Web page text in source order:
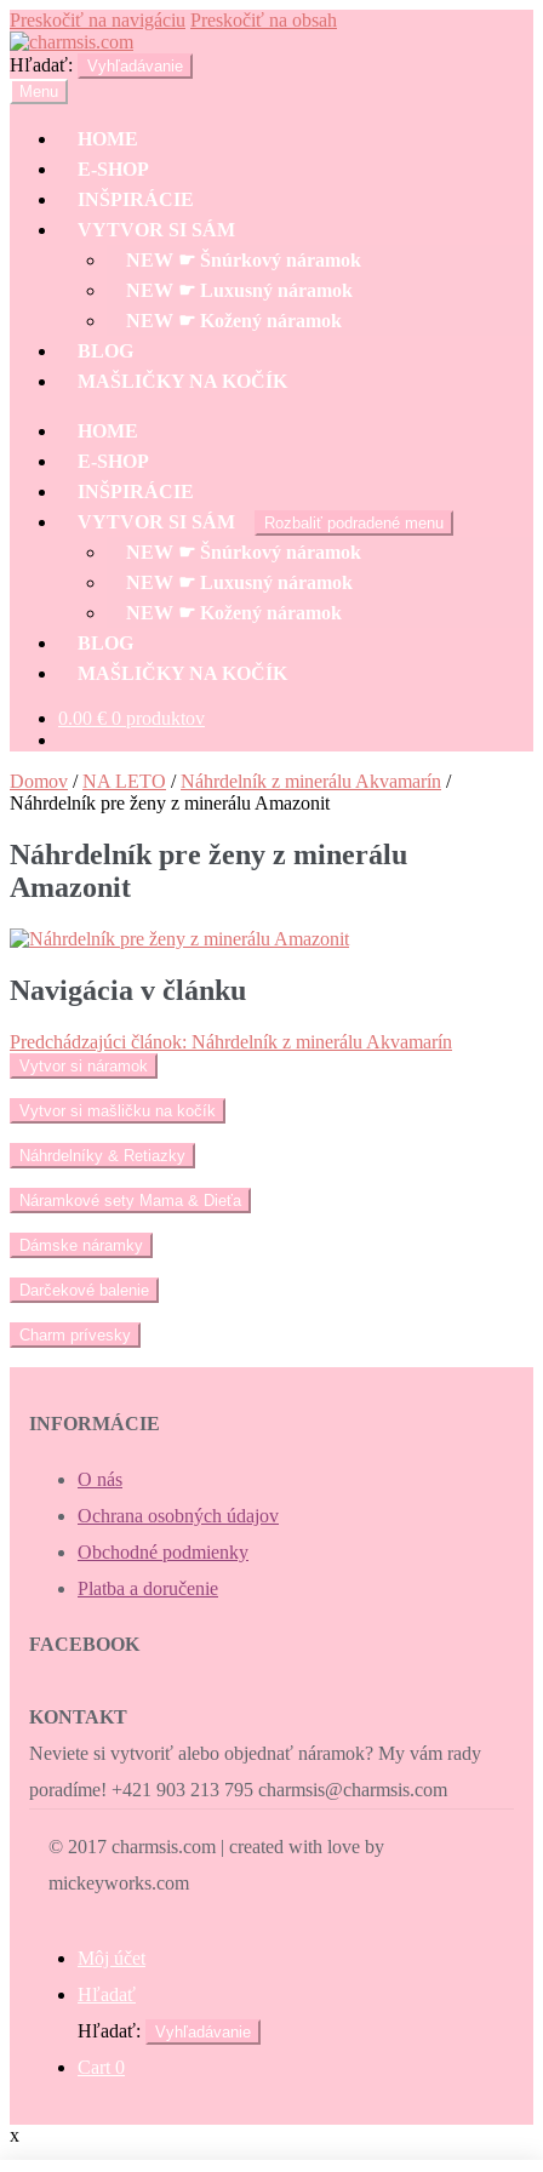
Preskočiť na navigáciu Preskočiť na obsah
Hľadať:
Vyhľadávanie
Menu
HOME
E-SHOP
INŠPIRÁCIE
VYTVOR SI SÁM
NEW ☛ Šnúrkový náramok
NEW ☛ Luxusný náramok
NEW ☛ Kožený náramok
BLOG
MAŠLIČKY NA KOČÍK
HOME
E-SHOP
INŠPIRÁCIE
VYTVOR SI SÁM
Rozbaliť podradené menu
NEW ☛ Šnúrkový náramok
NEW ☛ Luxusný náramok
NEW ☛ Kožený náramok
BLOG
MAŠLIČKY NA KOČÍK
0.00 € 0 produktov
Domov /NA LETO /Náhrdelník z minerálu Akvamarín /
Náhrdelník pre ženy z minerálu Amazonit
Náhrdelník pre ženy z minerálu
Amazonit
Navigácia v článku
Predchádzajúci článok: Náhrdelník z minerálu Akvamarín
Vytvor si náramok
Vytvor si mašličku na kočík
Náhrdelníky & Retiazky
Náramkové sety Mama & Dieťa
Dámske náramky
Darčekové balenie
Charm prívesky
INFORMÁCIE
O nás
Ochrana osobných údajov
Obchodné podmienky
Platba a doručenie
FACEBOOK
KONTAKT
Neviete si vytvoriť alebo objednať náramok? My vám rady
poradíme! +421 903 213 795 charmsis@charmsis.com
© 2017 charmsis.com | created with love by
mickeyworks.com
Môj účet
Hľadať
Hľadať:
Vyhľadávanie
Cart 0
x